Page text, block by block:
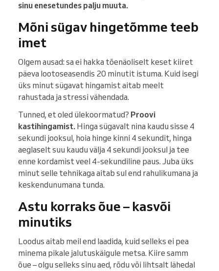
sinu enesetundes palju muuta.
Mõni sügav hingetõmme teeb
imet
Olgem ausad: sa ei hakka tõenäoliselt keset kiiret
päeva lootoseasendis 20 minutit istuma. Kuid isegi
üks minut sügavat hingamist aitab meelt
rahustada ja stressi vähendada.
Tunned, et oled ülekoormatud? Proovi
kastihingamist. Hinga sügavalt nina kaudu sisse 4
sekundi jooksul, hoia hinge kinni 4 sekundit, hinga
aeglaselt suu kaudu välja 4 sekundi jooksul ja tee
enne kordamist veel 4-sekundiline paus. Juba üks
minut selle tehnikaga aitab sul end rahulikumana ja
keskendunumana tunda.
Astu korraks õue – kasvõi
minutiks
Loodus aitab meil end laadida, kuid selleks ei pea
minema pikale jalutuskäigule metsa. Kiire samm
õue – olgu selleks sinu aed, rõdu või lihtsalt lähedal